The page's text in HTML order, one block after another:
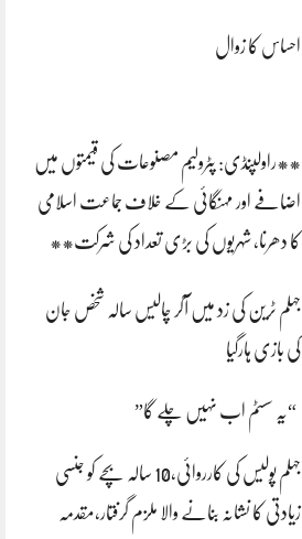
احساس کا زوال
**راولپنڈی: پٹرولیم مصنوعات کی قیمتوں میں
اضافے اور مہنگائی کے خلاف جماعت اسلامی
کا دھرنا، شہریوں کی بڑی تعداد کی شرکت**
جہلم ٹرین کی زد میں آکر چالیس سالہ شخص جان
کی بازی ہارگیا
“یہ سسٹم اب نہیں چلے گا”
جہلم پولیس کی کارروائی،10 سالہ بچے کو جنسی
زیادتی کا نشانہ بنانے والا ملزم گرفتار،مقدمہ